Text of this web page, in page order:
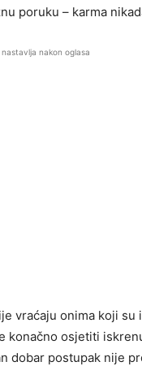
poruku – karma
nastavlja nakon oglasa
vraćaju onima koji su
konačno osjetiti
dobar postupak nije